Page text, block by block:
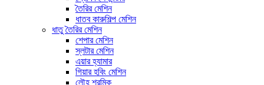
তৈরির মেশিন
ধাতব কারুশিল্প মেশিন
ধাতু তৈরির মেশিন
শেপার মেশিন
স্লটার মেশিন
এয়ার হ্যামার
গিয়ার হবিং মেশিন
লৌহ শ্রমিক